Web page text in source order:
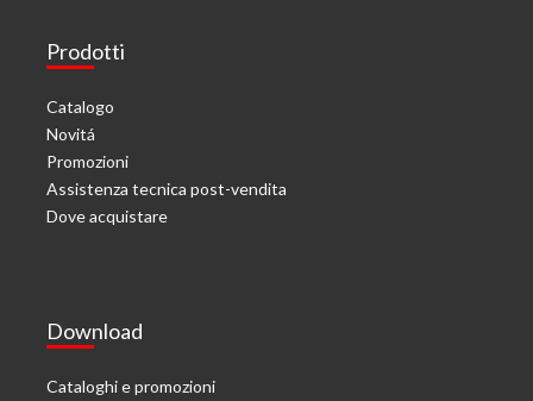
Prodotti
Catalogo
Novitá
Promozioni
Assistenza tecnica post-vendita
Dove acquistare
Download
Cataloghi e promozioni